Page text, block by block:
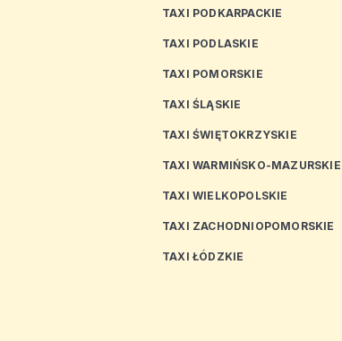
TAXI PODKARPACKIE
TAXI PODLASKIE
TAXI POMORSKIE
TAXI ŚLĄSKIE
TAXI ŚWIĘTOKRZYSKIE
TAXI WARMIŃSKO-MAZURSKIE
TAXI WIELKOPOLSKIE
TAXI ZACHODNIOPOMORSKIE
TAXI ŁÓDZKIE